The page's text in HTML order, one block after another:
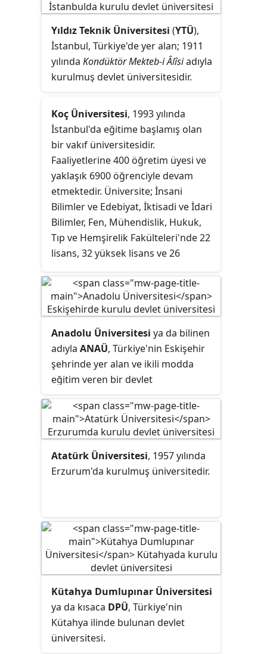
Yıldız Teknik Üniversitesi (YTÜ),
İstanbul, Türkiye'de yer alan; 1911
yılında Kondüktör Mekteb-i Âlîsiadıyla
kurulmuş devlet üniversitesidir.
Koç Üniversitesi, 1993 yılında
İstanbul'da eğitime başlamış olan
bir vakıf üniversitesidir.
Faaliyetlerine 400 öğretim üyesi ve
yaklaşık 6900 öğrenciyle devam
etmektedir. Üniversite; İnsani
Bilimler ve Edebiyat, İktisadi ve İdari
Bilimler, Fen, Mühendislik, Hukuk,
Tıp ve Hemşirelik Fakülteleri'nde 22
lisans, 32 yüksek lisans ve 26
vermektedir.
Anadolu Üniversitesi ya da bilinen
adıyla ANAÜ, Türkiye'nin Eskişehir
şehrinde yer alan ve ikili modda
eğitim veren bir devlet
1958 yılında kurulan Eskişehir
İktisadi ve Ticari İlimler Akademisi,
Eskişehir Devlet Mühendislik ve
Mimarlık Akademisi ve Eskişehir
Eğitim Enstitüsü'ne dayanır. 1982
dönüşmüştür.
Atatürk Üniversitesi, 1957 yılında
Erzurum'da kurulmuş üniversitedir.
Kütahya Dumlupınar Üniversitesi
ya da kısaca DPÜ, Türkiye'nin
Kütahya ilinde bulunan devlet
üniversitesi.